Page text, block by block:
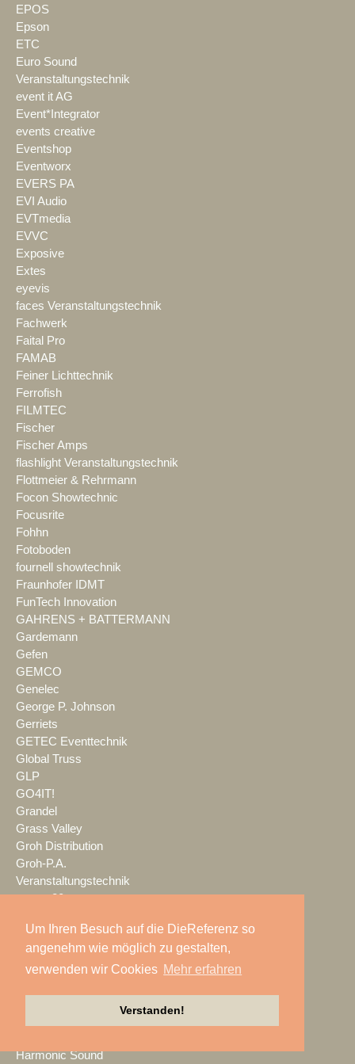
Um Ihren Besuch auf die DieReferenz so
angenehm wie möglich zu gestalten,
verwenden wir Cookies Mehr erfahren
Verstanden!
EPOS
Epson
ETC
Euro Sound
Veranstaltungstechnik
event it AG
Event*Integrator
events creative
Eventshop
Eventworx
EVERS PA
EVI Audio
EVTmedia
EVVC
Exposive
Extes
eyevis
faces Veranstaltungstechnik
Fachwerk
Faital Pro
FAMAB
Feiner Lichttechnik
Ferrofish
FILMTEC
Fischer
Fischer Amps
flashlight Veranstaltungstechnik
Flottmeier & Rehrmann
Focon Showtechnic
Focusrite
Fohhn
Fotoboden
fournell showtechnik
Fraunhofer IDMT
FunTech Innovation
GAHRENS + BATTERMANN
Gardemann
Gefen
GEMCO
Genelec
George P. Johnson
Gerriets
GETEC Eventtechnik
Global Truss
GLP
GO4IT!
Grandel
Grass Valley
Groh Distribution
Groh-P.A.
Veranstaltungstechnik
gruppe20
Guest-One
Habegger AG
Habegger Austria
Harmonic Sound